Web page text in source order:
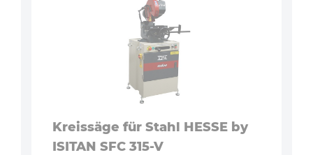
Kreissäge für Stahl HESSE by
ISITAN SFC 315-V